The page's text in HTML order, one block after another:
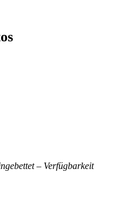
– Verfügbarkeit